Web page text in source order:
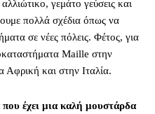
γεμάτο γεύσεις και
πολλά σχέδια όπως να
σε νέες πόλεις. Φέτος, για
Maille στην
Αφρική και στην Ιταλία.
έχει μια καλή μουστάρδα